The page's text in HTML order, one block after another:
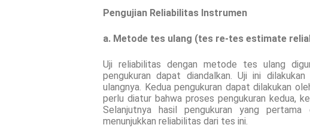
Pengujian Reliabilitas Instrumen
a. Metode tes ulang (tes re-tes estimate
Uji reliabilitas dengan metode tes ulang
pengukuran dapat diandalkan. Uji ini
ulangnya. Kedua pengukuran dapat dilakukan
perlu diatur bahwa proses pengukuran kedua,
Selanjutnya hasil pengukuran yang
menunjukkan reliabilitas dari tes ini.